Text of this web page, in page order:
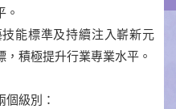
能標準及持續注入嶄新元
積極提升行業專業水平。
級別：